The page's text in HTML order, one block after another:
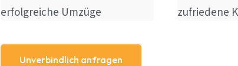
erfolgreiche Umzüge zufriedene
Unverbindlich anfragen